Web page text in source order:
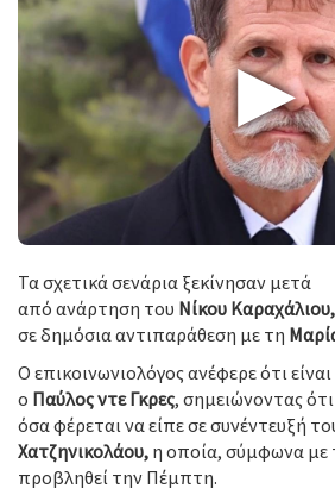
▶
Τα σχετικά σενάρια ξεκίνησαν μετά
από ανάρτηση του Νίκου Καραχάλιου,
σε δημόσια αντιπαράθεση με τη
Ο επικοινωνιολόγος ανέφερε ότι
ο Παύλος ντε Γκρες, σημειώνοντας
όσα φέρεται να είπε σε συνέντευξή
Χατζηνικολάου, η οποία, σύμφωνα με
προβληθεί την Πέμπτη.